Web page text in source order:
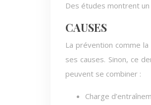
Des études montrent
CAUSES
La prévention comme
ses causes. Sinon, ce
peuvent se combiner :
Charge